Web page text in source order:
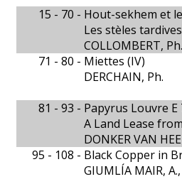
15 - 70 - Hout-sekhem et
Les stèles tardives
COLLOMBERT, Ph.
71 - 80 - Miettes (IV)
DERCHAIN, Ph.
81 - 93 - Papyrus Louvre E
A Land Lease
DONKER VAN
95 - 108 - Black Copper in
GIUMLÍA MAIR,